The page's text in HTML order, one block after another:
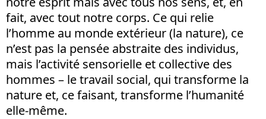
fait, avec tout notre corps. Ce qui relie
l’homme au monde extérieur (la nature), ce
n’est pas la pensée abstraite des individus,
mais l’activité sensorielle et collective des
hommes – le travail social, qui transforme la
nature et, ce faisant, transforme l’humanité
elle-même.